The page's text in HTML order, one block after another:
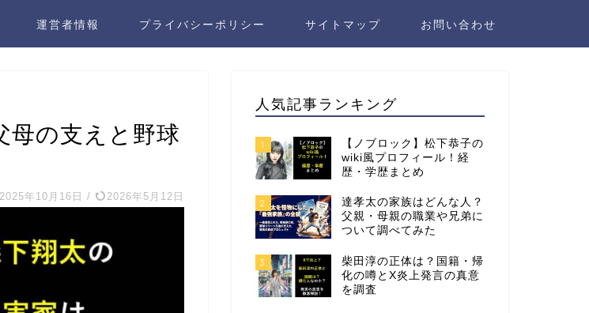
運営者情報 プライバシーポリシー サイトマップ お問い合わせ
母の支えと野球
2025年10月16日 / 2026年5月12日
人気記事ランキング
1
【ノブロック】松下恭子の
wiki風プロフィール！経
歴・学歴まとめ
2
達孝太の家族はどんな人？
父親・母親の職業や兄弟に
ついて調べてみた
3
柴田淳の正体は？国籍・帰
化の噂とX炎上発言の真意
を調査